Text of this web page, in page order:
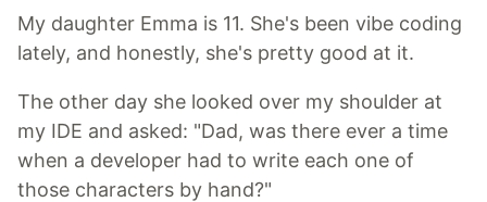
My daughter Emma is 11. She's been vibe coding
lately, and honestly, she's pretty good at it.
The other day she looked over my shoulder at
my IDE and asked: "Dad, was there ever a time
when a developer had to write each one of
those characters by hand?"